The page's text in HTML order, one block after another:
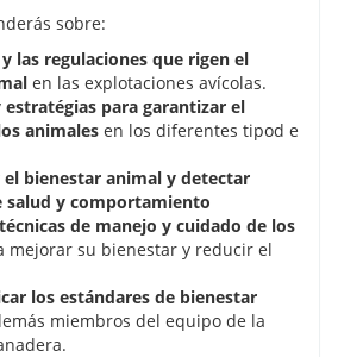
sobre:
las regulaciones que rigen el
en las explotaciones avícolas.
estratégias para garantizar el
animales en los diferentes tipod e
el bienestar animal y detectar
salud y comportamiento
de manejo y cuidado de los
mejorar su bienestar y reducir el
los estándares de bienestar
miembros del equipo de la